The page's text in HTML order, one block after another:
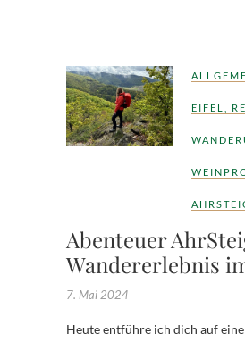
EIFEL
Abenteuer
Wandererlebnis
7. Mai 2024
Heute entführe ich dich auf eine unvergessliche